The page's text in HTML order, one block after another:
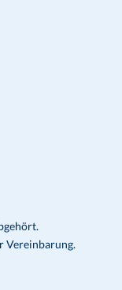
Vereinbarung.